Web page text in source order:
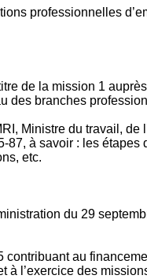
professionnelles
de la mission 1
branches
Ministre du travail,
à savoir : les
etc.
du 29
au
l’exercice des